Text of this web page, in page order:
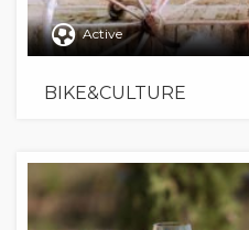
Active
BIKE&CULTURE